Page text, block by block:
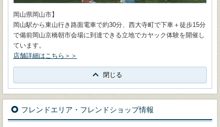
岡山県岡山市】
岡山駅から東山行き路面電車で約30分、西大寺町で下車＋徒歩15分
で備前岡山京橋朝市会場に到達できる立地でカヤック体験を開催し
ています。
店舗詳細はこちら＞＞
閉じる
フレンドエリア・フレンドショップ情報